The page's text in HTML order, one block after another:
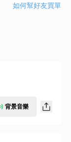
如何幫好友買單
背景音樂